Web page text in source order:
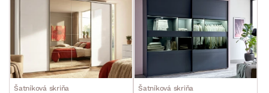
min. cm max. cm
min. cm max. cm
POVRCHOVÁ ÚPRAVA
ŠTÝL
Šatníková skriňa Šatníková skriňa